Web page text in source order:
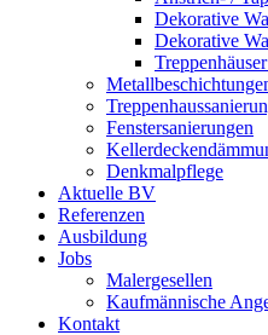
Dekorative
Dekorative
Fenstersanierungen
Denkmalpflege
Aktuelle BV
Referenzen
Ausbildung
Jobs
Malergesellen
Kaufmännische
Kontakt